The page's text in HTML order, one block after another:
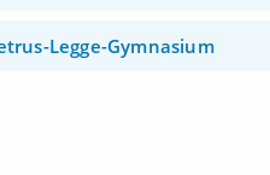
Legge-Gymnasium